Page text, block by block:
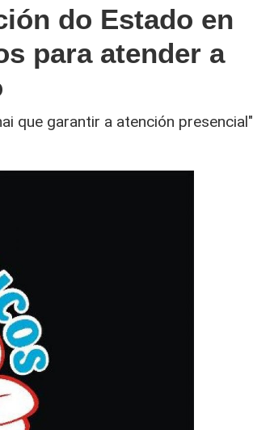
do Estado en
para atender a
que garantir a atención presencial"